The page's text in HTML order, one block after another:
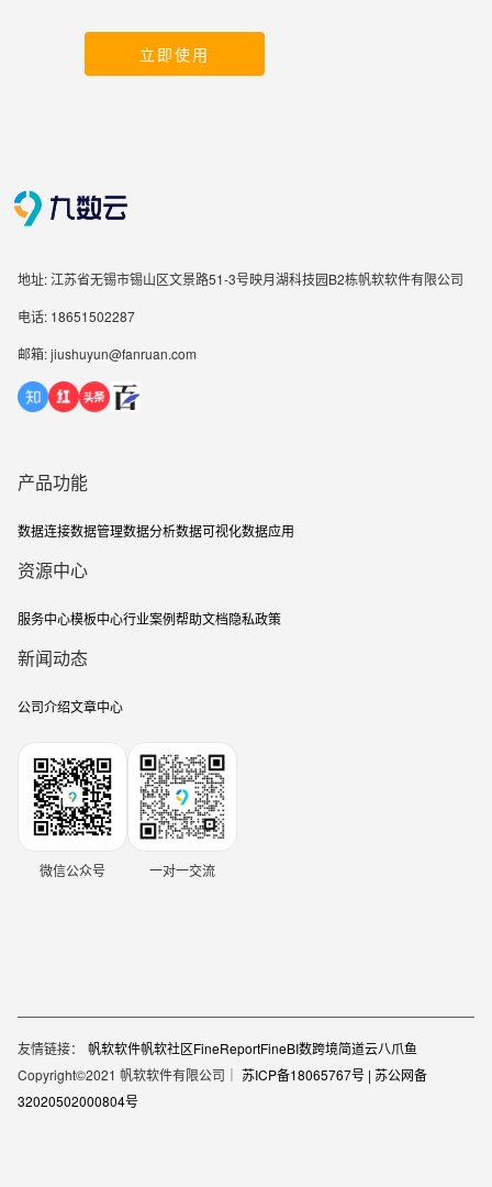
立即使用
地址: 江苏省无锡市锡山区文景路51-3号映月湖科技园B2栋帆软软件有限公司
电话: 18651502287
邮箱: jiushuyun@fanruan.com
产品功能
数据连接数据管理数据分析数据可视化数据应用
资源中心
服务中心模板中心行业案例帮助文档隐私政策
新闻动态
公司介绍文章中心
微信公众号 一对一交流
友情链接： 帆软软件帆软社区FineReportFineBI数跨境简道云八爪鱼
Copyright©2021 帆软软件有限公司｜ 苏ICP备18065767号 | 苏公网备
32020502000804号